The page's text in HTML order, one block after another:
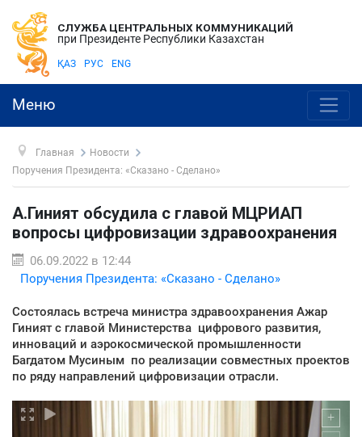
СЛУЖБА ЦЕНТРАЛЬНЫХ КОММУНИКАЦИЙ
при Президенте Республики Казахстан
ҚАЗ РУС ENG
Меню
Главная
Новости
Поручения Президента: «Сказано - Сделано»
А.Гиният обсудила с главой МЦРИАП
вопросы цифровизации здравоохранения
06.09.2022 в 12:44
Поручения Президента: «Сказано - Сделано»
Состоялась встреча министра здравоохранения Ажар
Гиният с главой Министерства цифрового развития,
инноваций и аэрокосмической промышленности
Багдатом Мусиным по реализации совместных проектов
по ряду направлений цифровизации отрасли.